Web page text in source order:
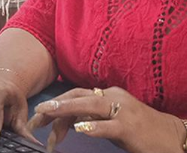
vídeo